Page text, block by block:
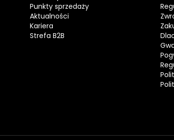
Punkty sprzedaży
Aktualności
Kariera
Strefa B2B